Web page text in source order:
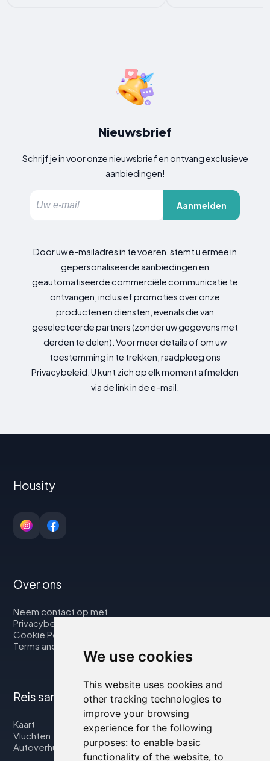
We use cookies
This website uses cookies and
other tracking technologies to
improve your browsing
experience for the following
purposes: to enable basic
functionality of the website, to
Nieuwsbrief
Schrijf je in voor onze nieuwsbrief en ontvang exclusieve
aanbiedingen!
Aanmelden
Door uw e-mailadres in te voeren, stemt u ermee in
gepersonaliseerde aanbiedingen en
geautomatiseerde commerciële communicatie te
ontvangen, inclusief promoties over onze
producten en diensten, evenals die van
geselecteerde partners (zonder uw gegevens met
derden te delen). Voor meer details of om uw
toestemming in te trekken, raadpleeg ons
Privacybeleid. U kunt zich op elk moment afmelden
via de link in de e-mail.
Housity
Over ons
Neem contact op met
Privacybeleid
Cookie Policy
Terms and Conditions
Reis samen met ons
Kaart
Vluchten
Autoverhuur